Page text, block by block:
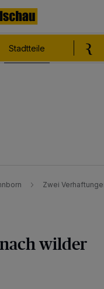
Stadtteile
Zwei
wilder